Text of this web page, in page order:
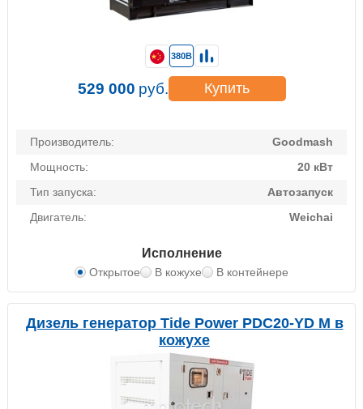
Производитель:
Goodmash
Мощность:
20 кВт
Тип запуска:
Автозапуск
Двигатель:
Weichai
Исполнение
Открытое В кожухе В контейнере
380В
529 000 руб. Купить
Дизель генератор Tide Power PDC20-YD M в
кожухе